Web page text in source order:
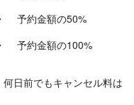
予約金額の50%
予約金額の100%
日前でもキャンセル料は